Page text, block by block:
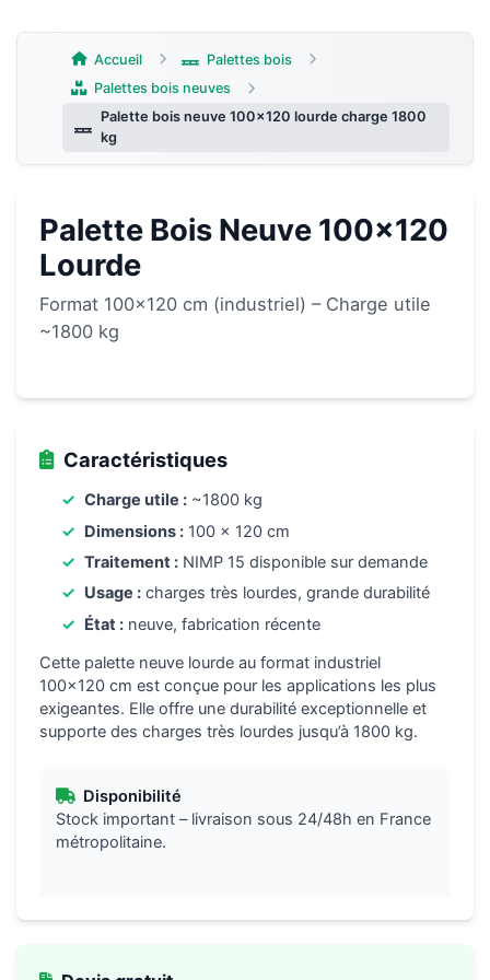
Accueil
Palettes bois
Palettes bois neuves
Palette bois neuve 100×120 lourde charge 1800
kg
Palette Bois Neuve 100×120
Lourde
Format 100×120 cm (industriel) – Charge utile
~1800 kg
Caractéristiques
Charge utile :~1800 kg
Dimensions :100 x 120 cm
Traitement :NIMP 15 disponible sur demande
Usage :charges très lourdes, grande durabilité
État :neuve, fabrication récente
Cette palette neuve lourde au format industriel
100×120 cm est conçue pour les applications les plus
exigeantes. Elle offre une durabilité exceptionnelle et
supporte des charges très lourdes jusqu’à 1800 kg.
Disponibilité
Stock important – livraison sous 24/48h en France
métropolitaine.